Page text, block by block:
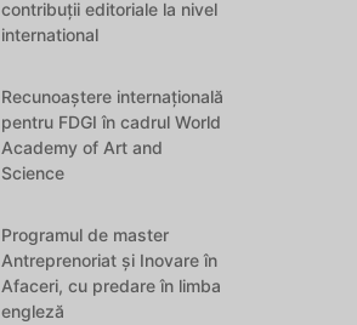
contribuții editoriale la nivel
international
Recunoaștere internațională
pentru FDGI în cadrul World
Academy of Art and
Science
Programul de master
Antreprenoriat și Inovare în
Afaceri, cu predare în limba
engleză